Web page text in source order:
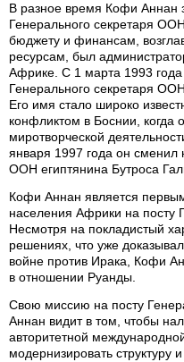
В разное время Кофи Аннан
Генерального секретаря
бюджету и финансам,
ресурсам, был
Африке. С 1 марта 1993 года
Генерального секретаря
Его имя стало широко
конфликтом в Боснии, когда
миротворческой
января 1997 года он сменил
ООН египтянина Бутроса
Кофи Аннан является
населения Африки на посту
Несмотря на покладистый
решениях, что уже
войне против Ирака, Кофи
в отношении Руанды.
Свою миссию на посту
Аннан видит в том, чтобы
авторитетной
модернизировать структуру